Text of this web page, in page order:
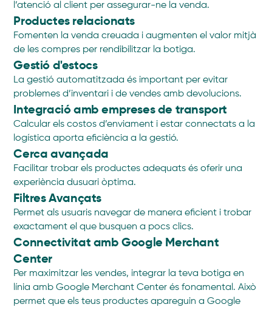
l’atenció al client per assegurar-ne la venda.
Productes relacionats
Fomenten la venda creuada i augmenten el valor mitjà
de les compres per rendibilitzar la botiga.
Gestió d'estocs
La gestió automatitzada és important per evitar
problemes d’inventari i de vendes amb devolucions.
Integració amb empreses de transport
Calcular els costos d’enviament i estar connectats a la
logística aporta eficiència a la gestió.
Cerca avançada
Facilitar trobar els productes adequats és oferir una
experiència dusuari òptima.
Filtres Avançats
Permet als usuaris navegar de manera eficient i trobar
exactament el que busquen a pocs clics.
Connectivitat amb Google Merchant
Center
Per maximitzar les vendes, integrar la teva botiga en
línia amb Google Merchant Center és fonamental. Això
permet que els teus productes apareguin a Google